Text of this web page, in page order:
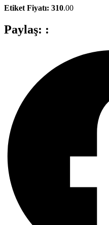
Etiket Fiyatı: 310.00
Paylaş: :